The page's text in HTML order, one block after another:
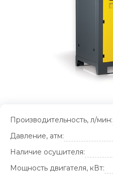
Производительность, л/мин:
Давление, атм:
Наличие осушителя:
Мощность двигателя, кВт: